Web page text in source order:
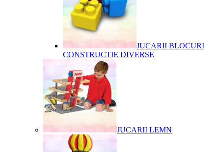
JUCARII BLOCURI
CONSTRUCTIE DIVERSE
JUCARII LEMN